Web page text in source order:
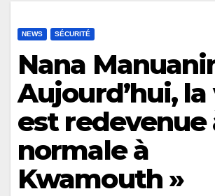
NEWS SÉCURITÉ
Nana
Aujourd’hui, la
est redevenue
normale à
Kwamouth »